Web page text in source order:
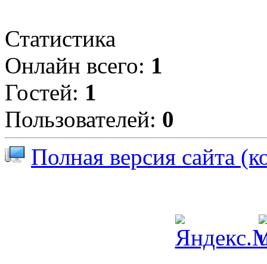
Статистика
Онлайн всего: 1
Гостей: 1
Пользователей: 0
Полная версия сайта